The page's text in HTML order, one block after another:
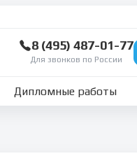
8 (495) 487-01-77
Для звонков по России
Дипломные работы